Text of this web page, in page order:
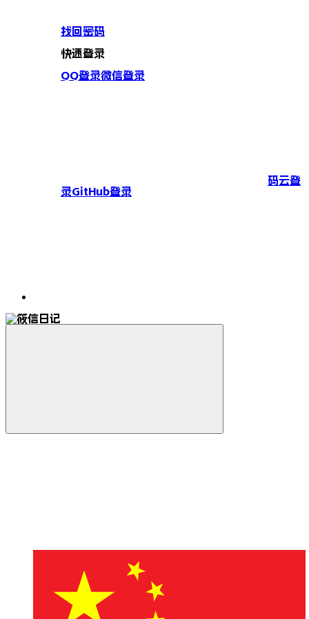
找回密码
快速登录
QQ登录微信登录
码云登
录GitHub登录